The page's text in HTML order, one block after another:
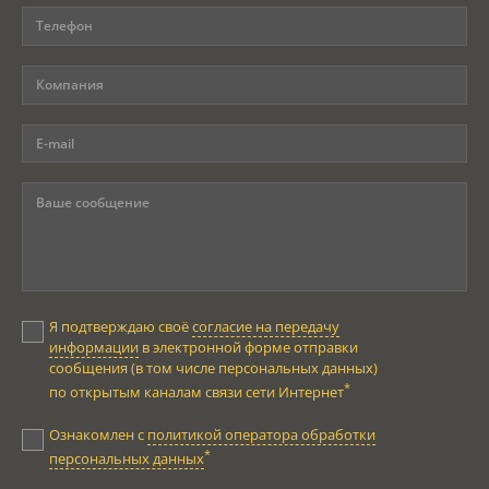
Я подтверждаю своёсогласие на передачу
информации в электронной форме отправки
сообщения (в том числе персональных данных)
по открытым каналам связи сети Интернет*
Ознакомлен с политикой оператора обработки
персональных данных*